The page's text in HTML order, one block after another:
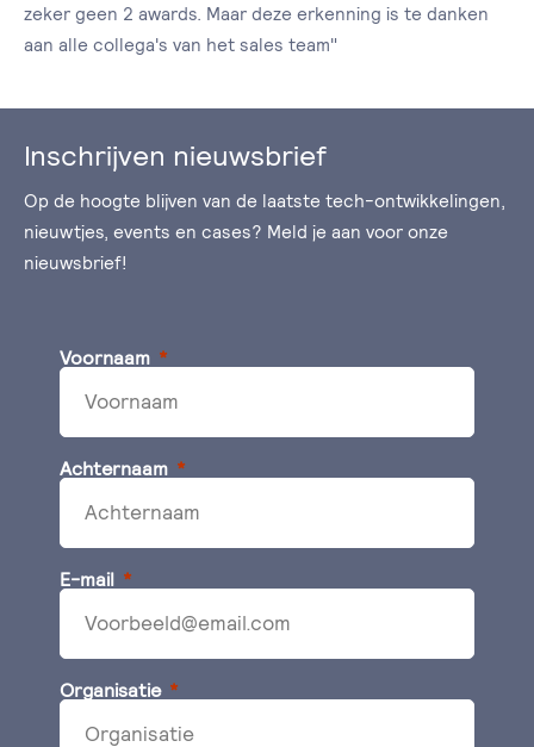
zeker geen 2 awards. Maar deze erkenning is te danken
aan alle collega's van het sales team"
Inschrijven nieuwsbrief
Op de hoogte blijven van de laatste tech-ontwikkelingen,
nieuwtjes, events en cases? Meld je aan voor onze
nieuwsbrief!
Voornaam
Achternaam
E-mail
Organisatie